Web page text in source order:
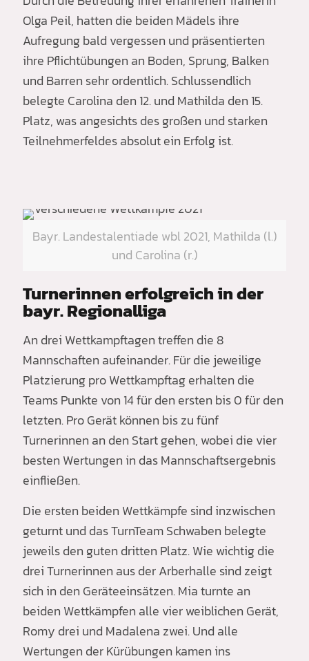
Olga Peil, hatten die beiden Mädels ihre
Aufregung bald vergessen und präsentierten
ihre Pflichtübungen an Boden, Sprung, Balken
und Barren sehr ordentlich. Schlussendlich
belegte Carolina den 12. und Mathilda den 15.
Platz, was angesichts des großen und starken
Teilnehmerfeldes absolut ein Erfolg ist.
Bayr. Landestalentiade wbl 2021, Mathilda (l.)
und Carolina (r.)
Turnerinnen erfolgreich in der
bayr. Regionalliga
An drei Wettkampftagen treffen die 8
Mannschaften aufeinander. Für die jeweilige
Platzierung pro Wettkampftag erhalten die
Teams Punkte von 14 für den ersten bis 0 für den
letzten. Pro Gerät können bis zu fünf
Turnerinnen an den Start gehen, wobei die vier
besten Wertungen in das Mannschaftsergebnis
einfließen.
Die ersten beiden Wettkämpfe sind inzwischen
geturnt und das TurnTeam Schwaben belegte
jeweils den guten dritten Platz. Wie wichtig die
drei Turnerinnen aus der Arberhalle sind zeigt
sich in den Geräteeinsätzen. Mia turnte an
beiden Wettkämpfen alle vier weiblichen Gerät,
Romy drei und Madalena zwei. Und alle
Wertungen der Kürübungen kamen ins